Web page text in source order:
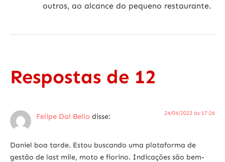
outros, ao alcance do pequeno restaurante.
Respostas de 12
Felipe Dal Bello disse: 24/04/2023 às 17:26
Daniel boa tarde. Estou buscando uma plataforma de
gestão de last mile, moto e fiorino. Indicações são bem-